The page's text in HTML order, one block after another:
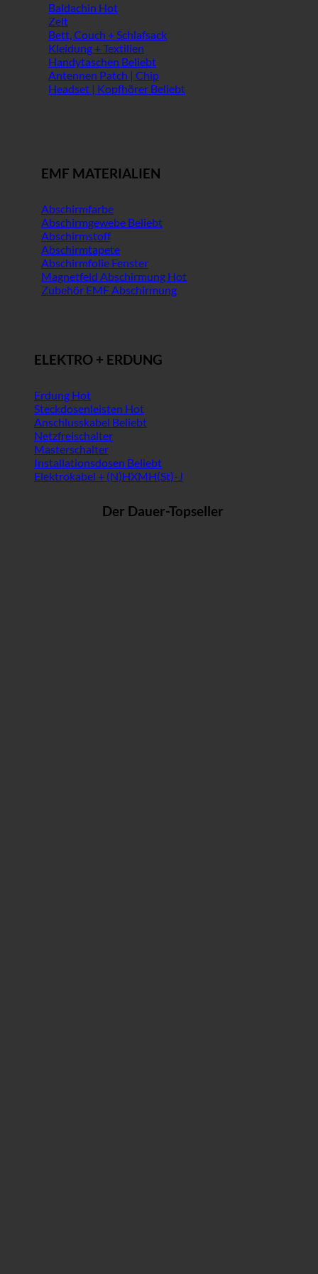
Baldachin
Zelt
Bett, Couch + Schlafsack
Kleidung + Textilien
Handytaschen
Antennen Patch | Chip
Headset | Kopfhörer
EMF MATERIALIEN
Abschirmfarbe
Abschirmgewebe
Abschirmstoff
Abschirmtapete
Abschirmfolie Fenster
Magnetfeld Abschirmung
Zubehör EMF Abschirmung
ELEKTRO + ERDUNG
Erdung
Steckdosenleisten
Anschlusskabel
Netzfreischalter
Masterschalter
Installationsdosen
Elektrokabel + (N)HXMH(St)-J
Der Dauer-Topseller